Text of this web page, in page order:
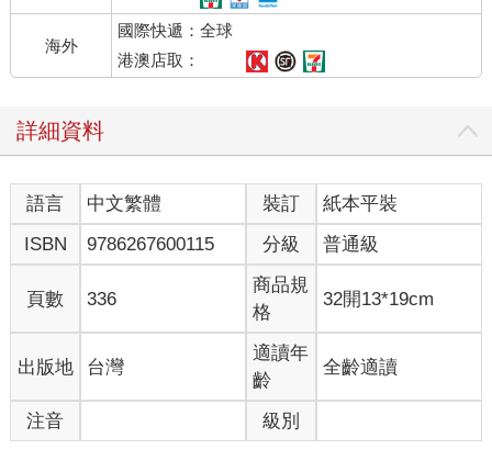
搭配項鍊，也帶了珍珠耳環。
不過，耳上的珍珠幾乎被頭髮遮住。脖子的珍珠，也因白襯衫的
蕾絲裝飾看似不太顯眼。蕾絲應該是白色的，但也可能是淺珍珠
色。
齡的優雅氣質。
同樣綴有蕾絲的領子，沒有立領那麼高，從耳下開始出現荷葉
邊，那些褶皺來到前方後，線條更顯圓弧。纖細的脖子彷彿有盈
盈水波蕩漾。
微光中，波子胸前珠寶閃耀的光芒，也像在對竹原娓娓傾訴。
「被發現？這種地方，誰會發現。」
「矢木就有可能……還有，高男也是……高男最聽他爸爸的話，
所以在監視我。」
「很難說。況且，也不知他什麼時候回來。」
波子說著搖頭，
「都是因為你讓我坐這種車。你從以前就老是做這種事。」
然而，車子冒出刺耳的聲音發動了。
海外
國際快遞：全球
港澳店取：
詳細資料
語言 中文繁體 裝訂
紙本平裝
ISBN
9786267600115 分級 普通級
頁數 336
商品規
格
32開13*19cm
出版地 台灣
適讀年
齡
全齡適讀
注音 級別